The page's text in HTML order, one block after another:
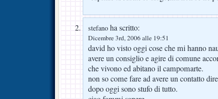
stefano ha scritto:
Dicembre 3rd, 2006 alle 19:51
david ho visto oggi cose che mi hanno
avere un consiglio e agire di comune
che vivono ed abitano il campomarte.
non so come fare ad avere un contatto
dopo oggi sono stufo di tutto.